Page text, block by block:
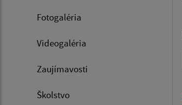
Fotogaléria
Videogaléria
Zaujímavosti
Školstvo